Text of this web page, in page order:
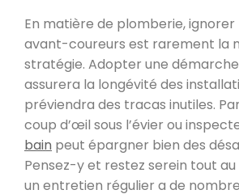
En matière de plomberie, ignorer
avant-coureurs est rarement la
stratégie. Adopter une
assurera la longévité des
préviendra des tracas inutiles.
coup d’œil sous l’évier ou
bain peut épargner bien des
Pensez-y et restez serein tout au
un entretien régulier a de